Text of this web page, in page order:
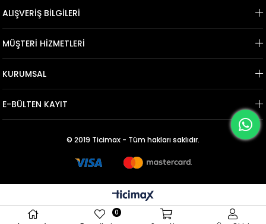
ALIŞVERİŞ BİLGİLERİ
MÜŞTERİ HİZMETLERİ
KURUMSAL
E-BÜLTEN KAYIT
© 2019 Ticimax - Tüm hakları saklıdır.
0